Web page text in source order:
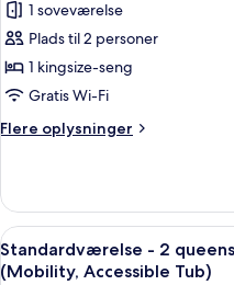
Shower)
handicapvenligt
Roll
In
billeder
af
Suite
-
1
kingsize-
(Extra
Large)
1 soveværelse
Plads til 2 personer
1 kingsize-seng
Gratis Wi-Fi
Flere oplysninger
Flere
-
kingsize-
seng
Indlæs
alle
8
Standardværelse - 2
(Mobility, Accessible Tub)